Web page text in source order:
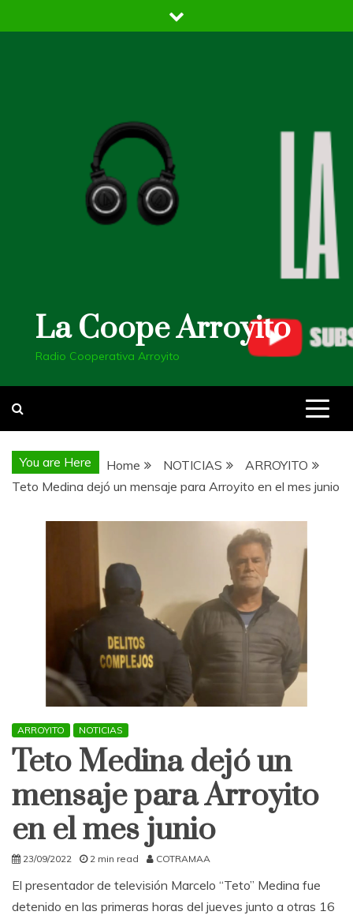
to
La Coope Arroyito
Radio Cooperativa Arroyito
You are Here Home NOTICIAS
ARROYITO
Teto Medina dejó un mensaje para Arroyito en el mes junio
ARROYITO NOTICIAS
Teto Medina dejó un
mensaje para Arroyito
en el mes junio
23/09/2022 2 min read COTRAMAA
El presentador de televisión Marcelo “Teto” Medina fue
detenido en las primeras horas del jueves junto a otras 16